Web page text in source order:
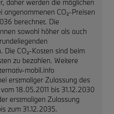
daher werden die möglichen
angenommenen CO₂-Preisen
berechnet. Die
sowohl höher als auch
Die CO₂-Kosten sind beim
zu bezahlen. Weitere
mobil.info
erstmaliger Zulassung des
18.05.2011 bis 31.12.2030
erstmaligen Zulassung
zum 31.12.2035.